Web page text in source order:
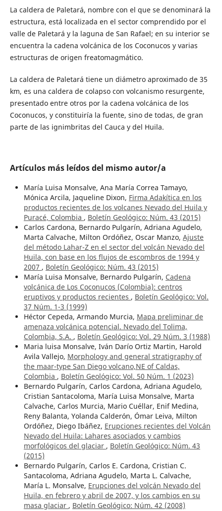
La caldera de Paletará, nombre con el que se denominará la
estructura, está localizada en el sector comprendido por el
valle de Paletará y la laguna de San Rafael; en su interior se
encuentra la cadena volcánica de los Coconucos y varias
estructuras de origen freatomagmático.
La caldera de Paletará tiene un diámetro aproximado de 35
km, es una caldera de colapso con volcanismo resurgente,
presentado entre otros por la cadena volcánica de los
Coconucos, y constituiría la fuente, sino de todas, de gran
parte de las ignimbritas del Cauca y del Huila.
Artículos más leídos del mismo autor/a
María Luisa Monsalve, Ana María Correa Tamayo,
Mónica Arcila, Jaqueline Dixon, Firma Adakítica en los
productos recientes de los volcanes Nevado del Huila y
Puracé, Colombia , Boletín Geológico: Núm. 43 (2015)
Carlos Cardona, Bernardo Pulgarín, Adriana Agudelo,
Marta Calvache, Milton Ordóñez, Oscar Manzo, Ajuste
del método Lahar-Z en el sector del volcán Nevado del
Huila, con base en los flujos de escombros de 1994 y
2007 , Boletín Geológico: Núm. 43 (2015)
María Luisa Monsalve, Bernardo Pulgarín, Cadena
volcánica de Los Coconucos (Colombia): centros
eruptivos y productos recientes , Boletín Geológico: Vol.
37 Núm. 1-3 (1999)
Héctor Cepeda, Armando Murcia, Mapa preliminar de
amenaza volcánica potencial. Nevado del Tolima,
Colombia, S.A. , Boletín Geológico: Vol. 29 Núm. 3 (1988)
Maria luisa Monsalve, Iván Darío Ortiz Martin, Harold
Avila Vallejo, Morphology and general stratigraphy of
the maar-type San Diego volcano,NE of Caldas,
Colombia , Boletín Geológico: Vol. 50 Núm. 1 (2023)
Bernardo Pulgarín, Carlos Cardona, Adriana Agudelo,
Cristian Santacoloma, María Luisa Monsalve, Marta
Calvache, Carlos Murcia, Mario Cuéllar, Enif Medina,
Reny Balanta, Yolanda Calderón, Ómar Leiva, Milton
Ordóñez, Diego Ibáñez, Erupciones recientes del Volcán
Nevado del Huila: Lahares asociados y cambios
morfológicos del glaciar , Boletín Geológico: Núm. 43
(2015)
Bernardo Pulgarín, Carlos E. Cardona, Cristian C.
Santacoloma, Adriana Agudelo, Marta L. Calvache,
María L. Monsalve, Erupciones del volcán Nevado del
Huila, en febrero y abril de 2007, y los cambios en su
masa glaciar , Boletín Geológico: Núm. 42 (2008)